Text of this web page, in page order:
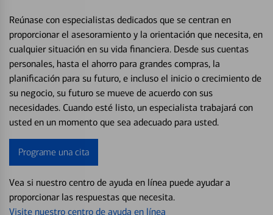
Reúnase con especialistas dedicados que se centran en
proporcionar el asesoramiento y la orientación que necesita, en
cualquier situación en su vida financiera. Desde sus cuentas
personales, hasta el ahorro para grandes compras, la
planificación para su futuro, e incluso el inicio o crecimiento de
su negocio, su futuro se mueve de acuerdo con sus
necesidades. Cuando esté listo, un especialista trabajará con
usted en un momento que sea adecuado para usted.
Programe una cita
Vea si nuestro centro de ayuda en línea puede ayudar a
proporcionar las respuestas que necesita.
Visite nuestro centro de ayuda en línea